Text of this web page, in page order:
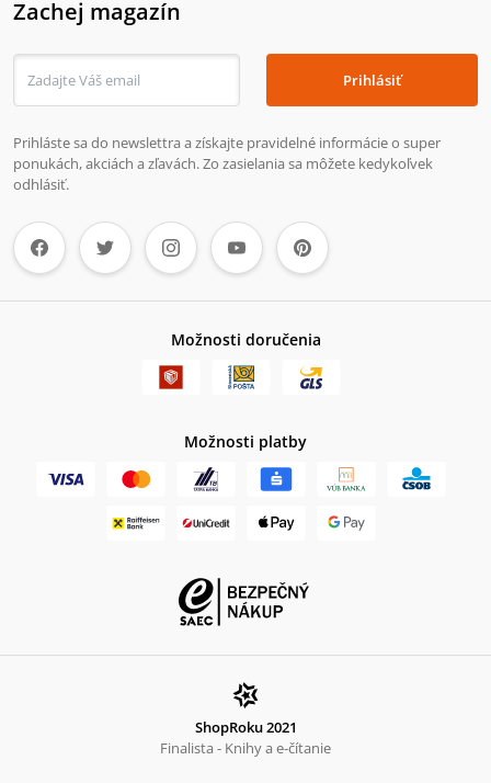
Zachej magazín
Prihlásiť
Prihláste sa do newslettra a získajte pravidelné informácie o super
ponukách, akciách a zľavách. Zo zasielania sa môžete kedykoľvek
odhlásiť.
Možnosti doručenia
Možnosti platby
ShopRoku 2021
Finalista - Knihy a e-čítanie